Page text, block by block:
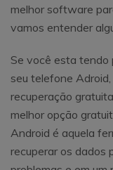
melhor software
vamos entender
Se você esta tendo
seu telefone
recuperação
melhor opção
Android é aquela
recuperar os dados